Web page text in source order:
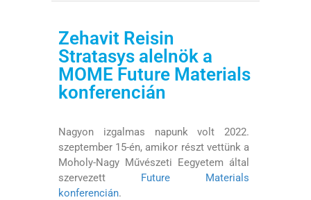
Zehavit Reisin
Stratasys alelnök a
MOME Future Materials
konferencián
Nagyon izgalmas napunk volt 2022.
szeptember 15-én, amikor részt vettünk a
Moholy-Nagy Művészeti Eegyetem által
szervezett Future Materials
konferencián.